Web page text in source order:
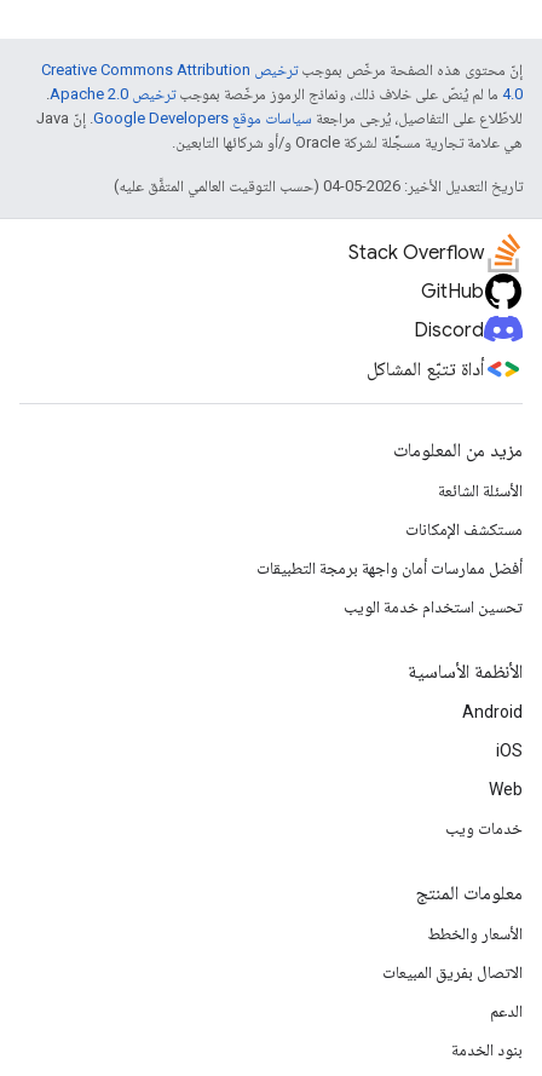
إنّ محتوى هذه الصفحة مرخّص بموجب
ترخيص Creative Commons Attribution
4.0‏ ما لم يُنصّ على خلاف ذلك، ونماذج الرموز مرخّصة بموجبترخيص Apache 2.0‏
.
للاطّلاع على التفاصيل، يُرجى مراجعة سياسات موقع Google Developers‏
. إنّ Java
هي علامة تجارية مسجَّلة لشركة Oracle و/أو شركائها التابعين.
تاريخ التعديل الأخير: 2026-05-04 (حسب التوقيت العالمي المتفَّق عليه)
Stack Overflow
GitHub
Discord
أداة تتبّع المشاكل
مزيد من المعلومات
الأسئلة الشائعة
مستكشف الإمكانات
أفضل ممارسات أمان واجهة برمجة التطبيقات
تحسين استخدام خدمة الويب
الأنظمة الأساسية
Android
iOS
Web
خدمات ويب
معلومات المنتج
الأسعار والخطط
الاتصال بفريق المبيعات
الدعم
بنود الخدمة